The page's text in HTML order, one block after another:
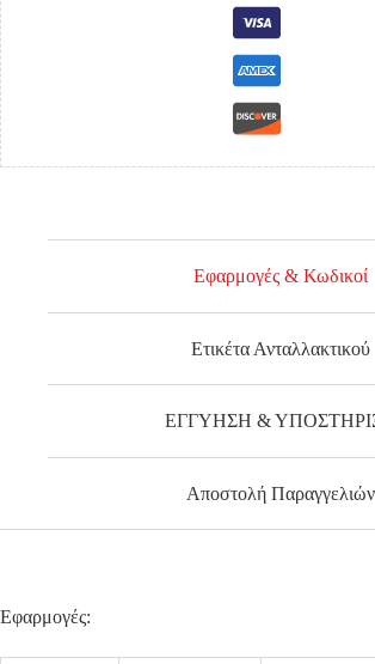
ποσότητα
Εφαρμογές & Κωδικοί
Ετικέτα Ανταλλακτικού
ΕΓΓΥΗΣΗ &
Αποστολή Παραγγελιών
Εφαρμογές: